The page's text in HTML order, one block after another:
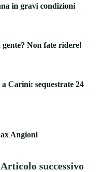
in gravi condizioni
Non fate ridere!
Carini: sequestrate 24
Angioni
Articolo successivo